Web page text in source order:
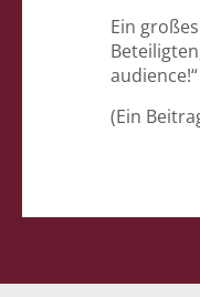
Ein
audience!“
(Ein